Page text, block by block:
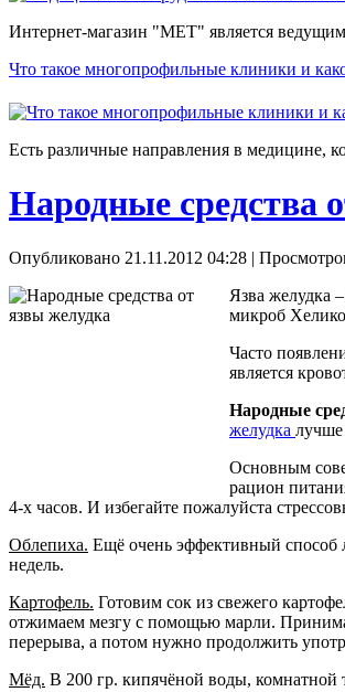
Интернет-магазин "МЕТ" является
Что такое многопрофильные клиники и
Есть различные направления в медицине,
Народные средства
Опубликовано 21.11.2012 04:28 |
Язва желудка
микроб
Часто
является
Народные
желудка лучше
Основным
рацион
4-х часов. И избегайте пожалуйста
Облепиха. Ещё очень эффективный способ
недель.
Картофель. Готовим сок из свежего
отжимаем мезгу с помощью марли.
перерыва, а потом нужно продолжить
Мёд. В 200 гр. кипячёной воды, комнатной